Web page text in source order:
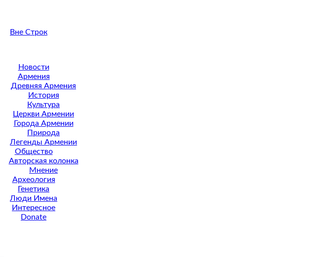
Вне Строк
Новости
Армения
Древняя Армения
История
Культура
Церкви Армении
Города Армении
Природа
Легенды Армении
Общество
Авторская колонка
Мнение
Археология
Генетика
Люди Имена
Интересное
Donate